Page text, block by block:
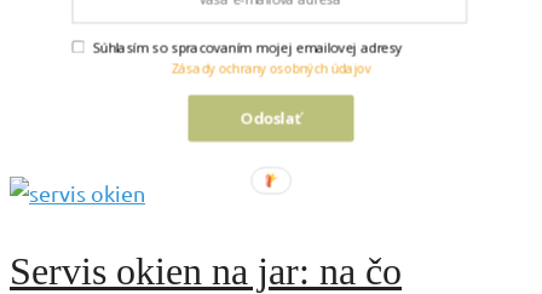
varenie: tipy na nákup pre celú
rodinu aj štvornohého maznáčika
Servis okien na jar: na čo
Odoslať
Súhlasím so spracovaním mojej emailovej adresy
Zásady ochrany osobných údajov